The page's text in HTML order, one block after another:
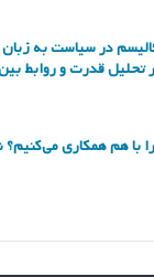
در سیاست به زبان
تحلیل قدرت و روابط
با هم همکاری می‌کنیم؟